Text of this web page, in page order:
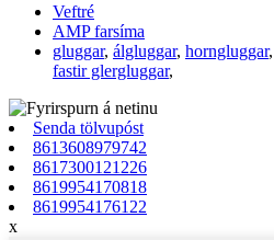
Veftré
AMP farsíma
gluggar, álgluggar, horngluggar,
fastir glergluggar,
Senda tölvupóst
8613608979742
8617300121226
8619954170818
8619954176122
x